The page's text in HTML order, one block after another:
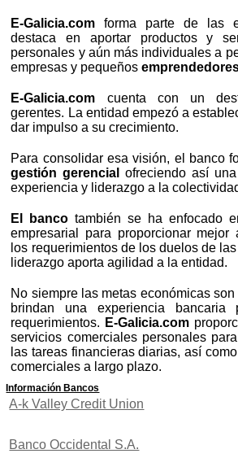
E-Galicia.com forma parte de las
destaca en aportar productos y
personales y aún más individuales a
empresas y pequeños
E-Galicia.com cuenta con un
gerentes. La entidad empezó a
dar impulso a su crecimiento.
Para consolidar esa visión, el banco
gestión gerencial
ofreciendo así
experiencia y liderazgo a la
El banco también se ha enfocado
empresarial para proporcionar mejor
los requerimientos de los duelos de
liderazgo aporta agilidad a la entidad.
No siempre las metas económicas
brindan una experiencia bancaria
requerimientos. E-Galicia.com
servicios comerciales personales
las tareas financieras diarias, así
comerciales a largo plazo.
Información Bancos
A-k Valley Credit Union
Banco Occidental S.A.